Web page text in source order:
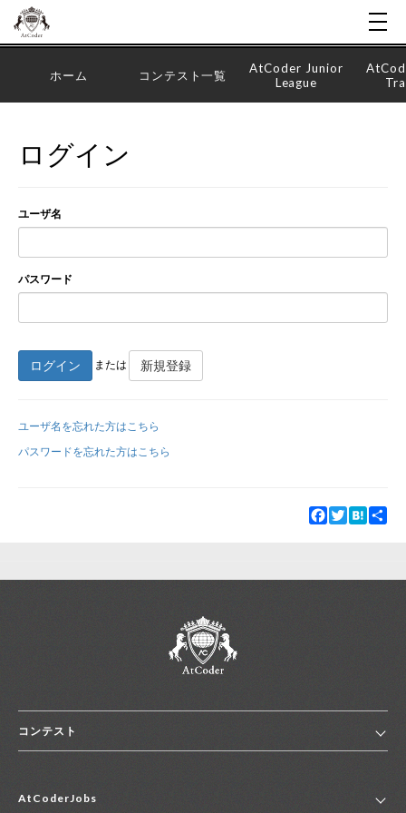
新規登録
ホーム コンテスト一覧
AtCoder Junior
League
ログイン
ユーザ名
パスワード
ログイン または 新規登録
ユーザ名を忘れた方はこちら
パスワードを忘れた方はこちら
Facebook
TwitterHatena
コンテスト
コンテスト一覧
AtCoderJobs